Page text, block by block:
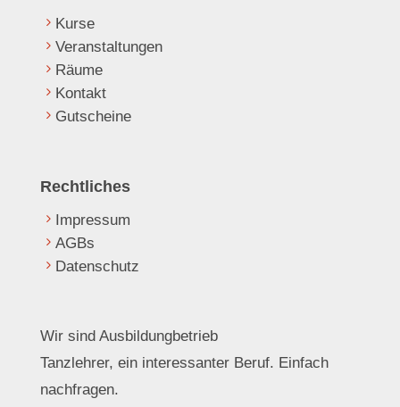
Kurse
Veranstaltungen
Räume
Kontakt
Gutscheine
Rechtliches
Impressum
AGBs
Datenschutz
Wir sind Ausbildungbetrieb
Tanzlehrer, ein interessanter Beruf. Einfach
nachfragen.